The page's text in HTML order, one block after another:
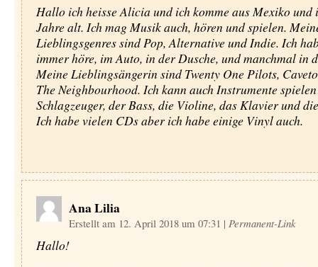
Hallo ich heisse Alicia und ich komme aus Mexiko und
Jahre alt. Ich mag Musik auch, hören und spielen.
Lieblingsgenres sind Pop, Alternative und Indie. Ich
immer höre, im Auto, in der Dusche, und manchmal in
Meine Lieblingsängerin sind Twenty One Pilots,
The Neighbourhood. Ich kann auch Instrumente
Schlagzeuger, der Bass, die Violine, das Klavier und
Ich habe vielen CDs aber ich habe einige Vinyl auch.
Ana Lilia
Erstellt am 12. April 2018 um 07:31 | Permanent-Link
Hallo!